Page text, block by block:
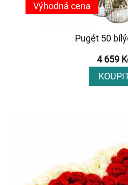
Pugét 50
4 659
Výhodná cena